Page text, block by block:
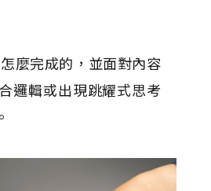
麼完成的，並面對內容
邏輯或出現跳耀式思考